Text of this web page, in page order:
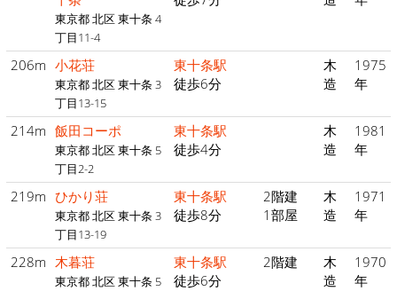
東京都 北区 東十条 4
丁目11-4
206m 小花荘
東京都 北区 東十条 3
丁目13-15
東十条駅
徒歩6分
木
造
1975
年
214m 飯田コーポ
東京都 北区 東十条 5
丁目2-2
東十条駅
徒歩4分
木
造
1981
年
219m ひかり荘
東京都 北区 東十条 3
丁目13-19
東十条駅
徒歩8分
2階建
1部屋
木
造
1971
年
228m 木暮荘
東京都 北区 東十条 5
東十条駅
徒歩6分
2階建
木
造
1970
年